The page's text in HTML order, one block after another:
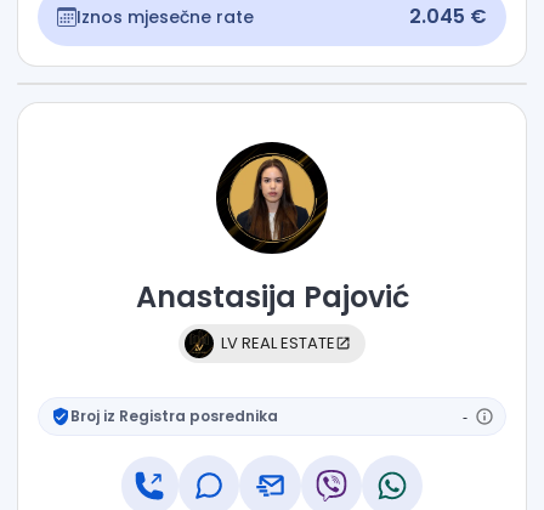
Anastasija Pajović
LV REAL ESTATE
Broj iz Registra posrednika -
Iznos mjesečne rate 2.045 €